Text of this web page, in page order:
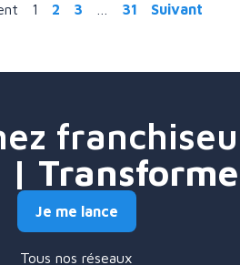
1 2 3 31 Suivant
|
Je me lance
Tous nos réseaux